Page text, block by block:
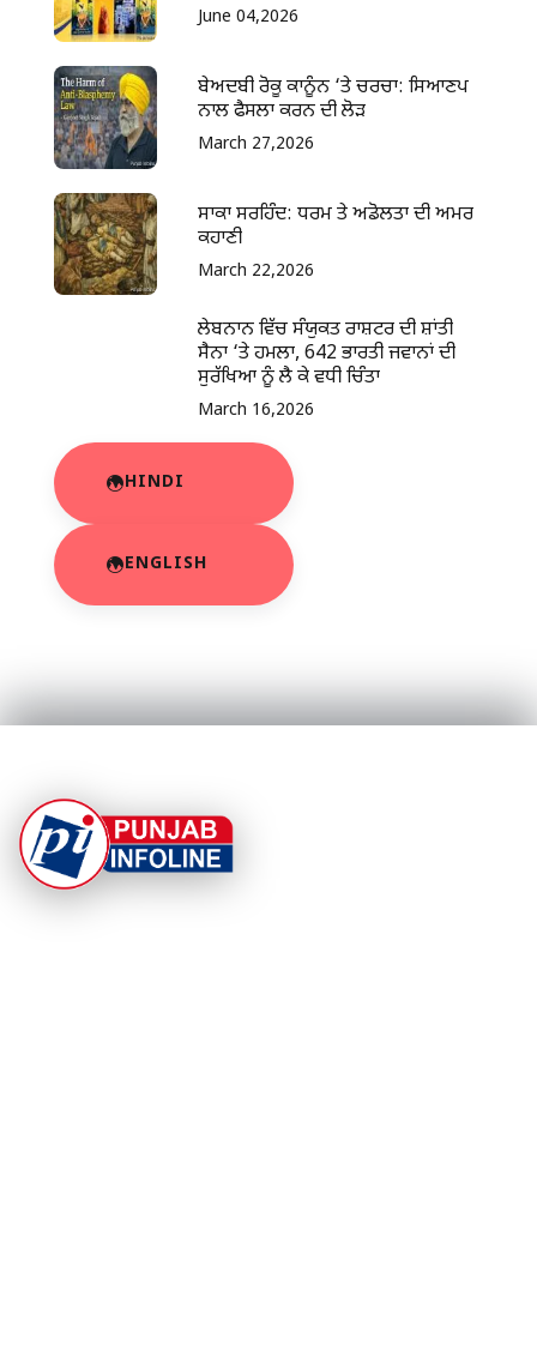
June 04,2026
ਬੇਅਦਬੀ ਰੋਕੂ ਕਾਨੂੰਨ ‘ਤੇ ਚਰਚਾ: ਸਿਆਣਪ
ਨਾਲ ਫੈਸਲਾ ਕਰਨ ਦੀ ਲੋੜ
March 27,2026
ਸਾਕਾ ਸਰਹਿੰਦ: ਧਰਮ ਤੇ ਅਡੋਲਤਾ ਦੀ ਅਮਰ
ਕਹਾਣੀ
March 22,2026
ਲੇਬਨਾਨ ਵਿੱਚ ਸੰਯੁਕਤ ਰਾਸ਼ਟਰ ਦੀ ਸ਼ਾਂਤੀ
ਸੈਨਾ ‘ਤੇ ਹਮਲਾ, 642 ਭਾਰਤੀ ਜਵਾਨਾਂ ਦੀ
ਸੁਰੱਖਿਆ ਨੂੰ ਲੈ ਕੇ ਵਧੀ ਚਿੰਤਾ
March 16,2026
HINDI
ENGLISH